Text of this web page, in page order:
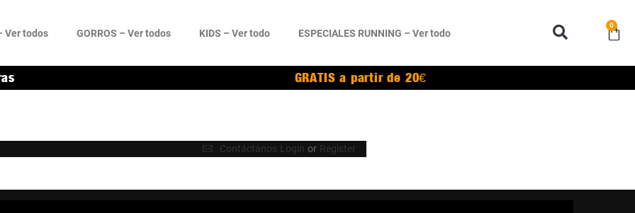
Ver todos GORROS – Ver todos KIDS – Ver todo ESPECIALES RUNNING – Ver todo
0
GRATIS a partir de 20€
Contáctanos Login or Register